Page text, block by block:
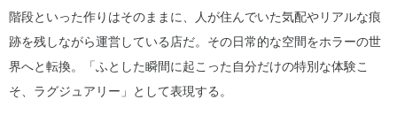
階段といった作りはそのままに、人が住んでいた気配やリアルな痕
跡を残しながら運営している店だ。その日常的な空間をホラーの世
界へと転換。「ふとした瞬間に起こった自分だけの特別な体験こ
そ、ラグジュアリー」として表現する。